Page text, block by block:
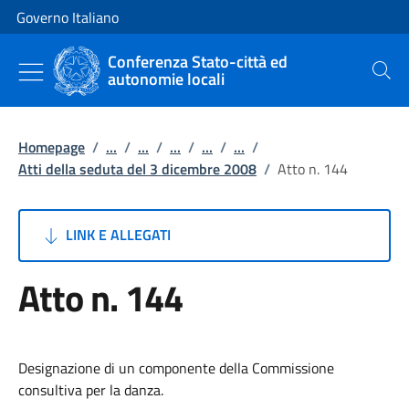
Vai al contenuto
Vai alla navigazione del sito
Governo Italiano
Conferenza Stato-città ed
autonomie locali Cerca
Homepage / ... / ... / ... / ... / ... /
Atti della seduta del 3 dicembre 2008 / Atto n. 144
LINK E ALLEGATI
Atto n. 144
Designazione di un componente della Commissione
consultiva per la danza.